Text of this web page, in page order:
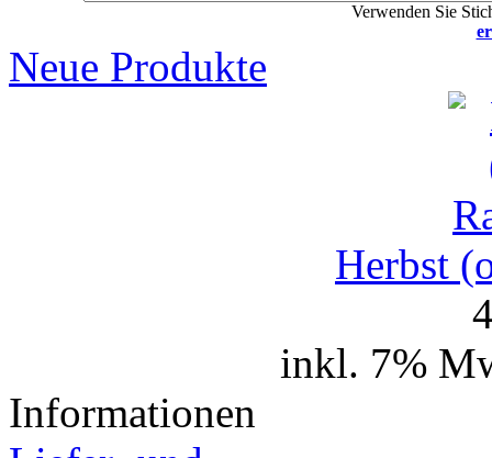
Verwenden Sie
Neue Produkte
Herbst
inkl. 7%
Informationen